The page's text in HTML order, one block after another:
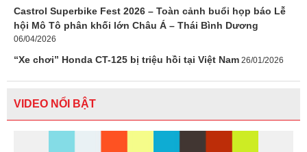
Castrol Superbike Fest 2026 – Toàn cảnh buổi họp báo Lễ
hội Mô Tô phân khối lớn Châu Á – Thái Bình Dương
06/04/2026
“Xe chơi” Honda CT-125 bị triệu hồi tại Việt Nam 26/01/2026
VIDEO NỔI BẬT